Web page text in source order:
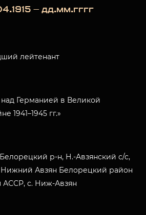
— дд.мм.гггг
лейтенант
Германией в Великой
1941–1945 гг.»
р-н, Н.-Авзянский с/с,
Авзян Белорецкий район
с. Ниж-Авзян